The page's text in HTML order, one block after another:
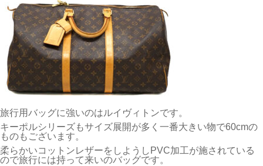
旅行用バッグに強いのはルイヴィトンです。
キーポルシリーズもサイズ展開が多く一番大きい物で60cmの
ものもございます。
柔らかいコットンレザーをしようしPVC加工が施されている
ので旅行には持って来いのバッグです。